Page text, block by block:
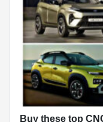
Buy these top